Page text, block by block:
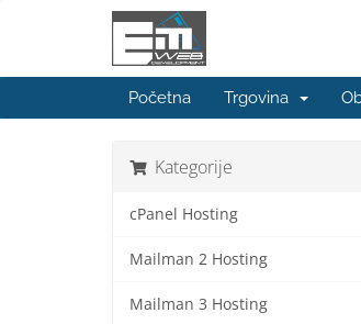
Početna Trgovina
Kategorije
cPanel Hosting
Mailman 2 Hosting
Mailman 3 Hosting